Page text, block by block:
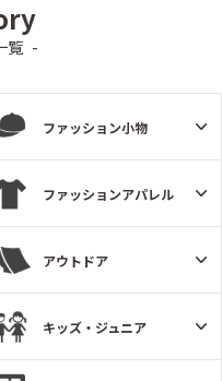
覧
ファッション小物
ファッションアパレル
アウトドア
キッズ・ジュニア